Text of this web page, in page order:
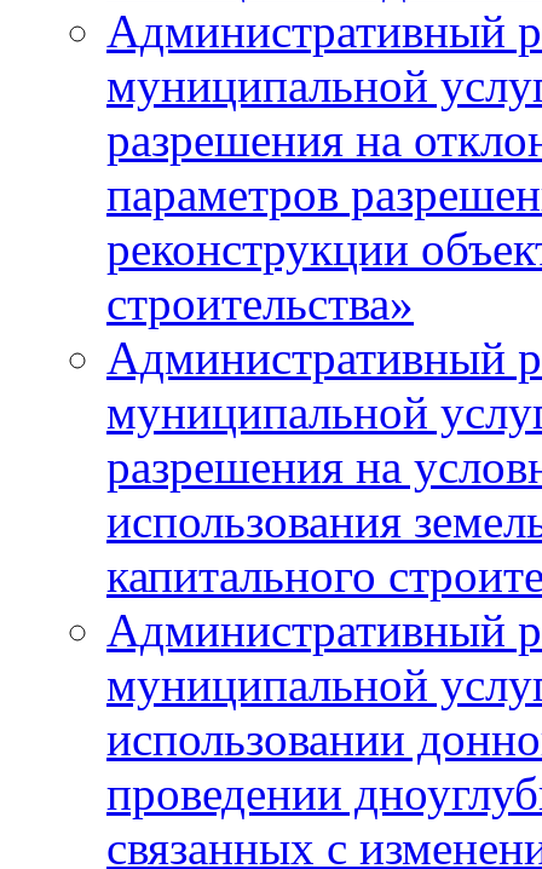
Административный
муниципальной
разрешения на
параметров
реконструкции
строительства»
Административный
муниципальной
разрешения на
использования
капитального
Административный
муниципальной
использовании
проведении
связанных с